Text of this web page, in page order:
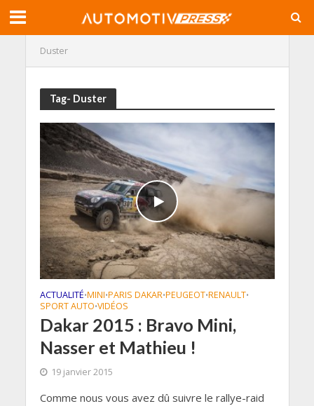
Duster
Tag- Duster
ACTUALITÉ•MINI•PARIS DAKAR•PEUGEOT•RENAULT•
SPORT AUTO•VIDÉOS
Dakar 2015 : Bravo Mini,
Nasser et Mathieu !
19 janvier 2015
Comme nous vous avez dû suivre le rallye-raid